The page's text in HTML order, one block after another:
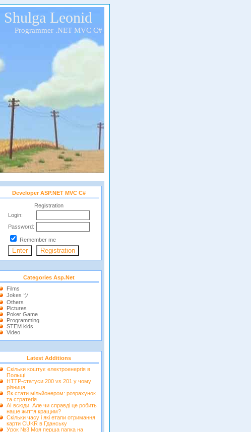
Shulga Leonid
Programmer .NET MVC C#
Developer ASP.NET MVC C#
Registration
Login:
Password:
Remember me
Categories Asp.net
Films
Jokes ツ
Others
Pictures
Poker Game
Programming
STEM kids
Video
Latest Additions
Скільки коштує електроенергія в
Польщі
HTTP-статуси 200 vs 201 у чому
різниця
Як стати мільйонером: розрахунок
та стратегія
AI всюди. Але чи справді це робить
наше життя кращим?
Скільки часу і які етапи отримання
карти CUKR в Гданську
Урок №3 Моя перша папка на